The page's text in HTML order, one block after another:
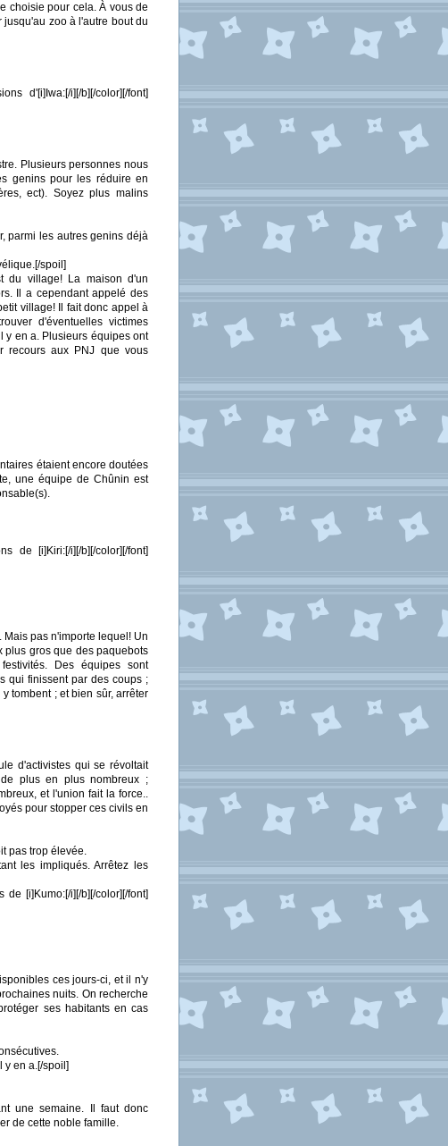
choisie pour cela. À vous de
zoo à l'autre bout du
d'[i]Iwa:[/i][/b][/color][/font]
Plusieurs personnes nous
genins pour les réduire en
ect). Soyez plus malins
parmi les autres genins déjà
spoil]
du village! La maison d'un
Il a cependant appelé des
village! Il fait donc appel à
d'éventuelles victimes
y en a. Plusieurs équipes ont
recours aux PNJ que vous
étaient encore doutées
une équipe de Chûnin est
de [i]Kiri:[/i][/b][/color][/font]
pas n'importe lequel! Un
plus gros que des paquebots
Des équipes sont
qui finissent par des coups ;
tombent ; et bien sûr, arrêter
d'activistes qui se révoltait
plus en plus nombreux ;
et l'union fait la force..
pour stopper ces civils en
pas trop élevée.
les impliqués. Arrêtez les
de [i]Kumo:[/i][/b][/color][/font]
ces jours-ci, et il n'y
nuits. On recherche
ses habitants en cas
y en a.[/spoil]
une semaine. Il faut donc
de cette noble famille.